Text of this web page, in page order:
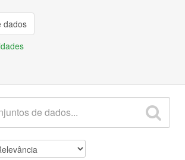
dados